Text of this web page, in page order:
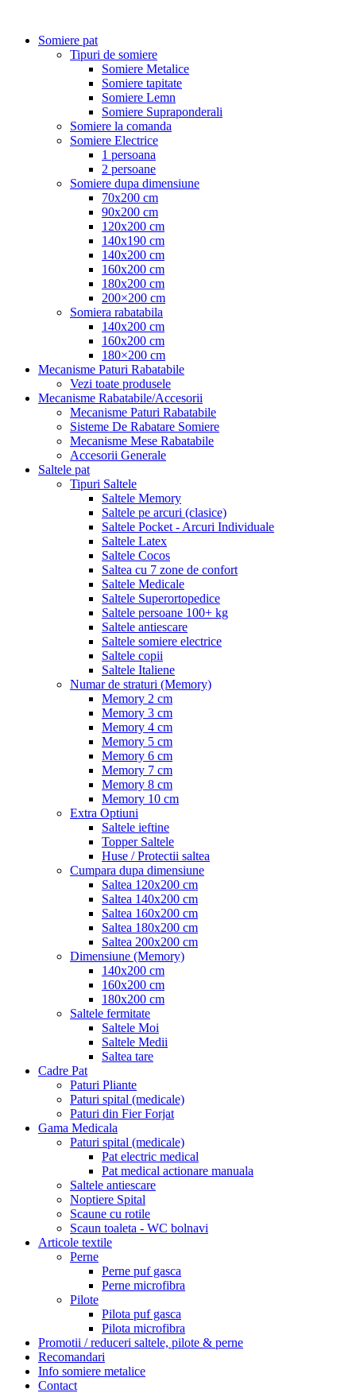
Somiere pat
Tipuri de somiere
Somiere Metalice
Somiere tapitate
Somiere Lemn
Somiere Supraponderali
Somiere la comanda
Somiere Electrice
1 persoana
2 persoane
Somiere dupa dimensiune
70x200 cm
90x200 cm
120x200 cm
140x190 cm
140x200 cm
160x200 cm
180x200 cm
200×200 cm
Somiera rabatabila
140x200 cm
160x200 cm
180×200 cm
Mecanisme Paturi Rabatabile
Vezi toate produsele
Mecanisme Rabatabile/Accesorii
Mecanisme Paturi Rabatabile
Sisteme De Rabatare Somiere
Mecanisme Mese Rabatabile
Accesorii Generale
Saltele pat
Tipuri Saltele
Saltele Memory
Saltele pe arcuri (clasice)
Saltele Pocket - Arcuri Individuale
Saltele Latex
Saltele Cocos
Saltea cu 7 zone de confort
Saltele Medicale
Saltele Superortopedice
Saltele persoane 100+ kg
Saltele antiescare
Saltele somiere electrice
Saltele copii
Saltele Italiene
Numar de straturi (Memory)
Memory 2 cm
Memory 3 cm
Memory 4 cm
Memory 5 cm
Memory 6 cm
Memory 7 cm
Memory 8 cm
Memory 10 cm
Extra Optiuni
Saltele ieftine
Topper Saltele
Huse / Protectii saltea
Cumpara dupa dimensiune
Saltea 120x200 cm
Saltea 140x200 cm
Saltea 160x200 cm
Saltea 180x200 cm
Saltea 200x200 cm
Dimensiune (Memory)
140x200 cm
160x200 cm
180x200 cm
Saltele fermitate
Saltele Moi
Saltele Medii
Saltea tare
Cadre Pat
Paturi Pliante
Paturi spital (medicale)
Paturi din Fier Forjat
Gama Medicala
Paturi spital (medicale)
Pat electric medical
Pat medical actionare manuala
Saltele antiescare
Noptiere Spital
Scaune cu rotile
Scaun toaleta - WC bolnavi
Articole textile
Perne
Perne puf gasca
Perne microfibra
Pilote
Pilota puf gasca
Pilota microfibra
Promotii / reduceri saltele, pilote & perne
Recomandari
Info somiere metalice
Contact